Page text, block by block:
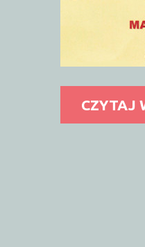
CZYTAJ